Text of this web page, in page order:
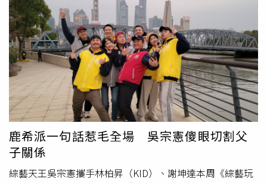
具體終結雙方所有爭議。四、然於結案協議簽署後，仍持續
聽聞洪誠陽對外散布本人「詐騙」等不實言論，已嚴重影響
本人名譽。為求依法釐清事實，本人於民國104年向台北地
方法院聲請調解（案號：104年度司北調字第248號），調
解情形如下：（一）第一次調解時間：民國104年3月27日
下午3時50分結果：洪誠陽未到場（二）第二次調解時間：
民國104年5月11日 上午10時50分結果：洪誠陽到場，並於
調解過程中提出，須由本人支付新台幣45,000,000元方願意
解決爭議，否則拒絕協商，並表示將召開記者會另於該次調
解中，亦涉及其對外（包含社群平台如臉書）所提及之金額
與實際向本人要求之金額顯有落差，顯示其主張並不一致。
五、本人曾歷經重大疾病，身心承受極大壓力。在持續聽聞
視，氣氛完全翻轉。父母仍擔憂這條路沒有可預估的薪水與
退休，與教職之路的確定性不同。直到近年父母甚至說人生
無憾、唯一看不懂的是兒子的工作；守恩也自嘲：「我自己
也看不太懂。」話語間既幽默，也是真實的代溝與支持。
《我要當歌手》後期，他曾在電視台門口被粉絲等候、收
禮，但節目結束後通告漸少，開始駐唱維生；後來店家倒
閉、收入不穩，他轉往街頭表演。最大挫折不是天氣或觀
眾，而是「沒錢」與看不見的未來：為了省成本，他研究電
瓶、逆變器、混音接法，甚至到報廢場撿卡車電瓶，用最土
炮的方法把器材撐起來。遇到大雨得赤手護器材、沒有車、
器材壞了得「再挖錢」。但也有回報：有人停兩小時聽他
唱、給他擁抱；甚至有乞討者說「沒有錢，但用時間支持
鹿希派一句話惹毛全場 吳宗憲傻眼切割父
子關係
綜藝天王吳宗憲攜手林柏昇（KID）、謝坤達本周《綜藝玩